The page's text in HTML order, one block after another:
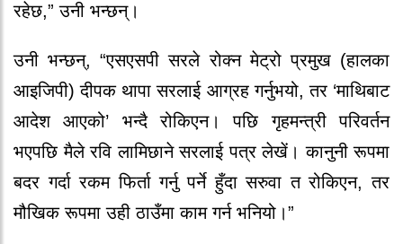
रहेछ,” उनी भन्छन्।
उनी भन्छन्, “एसएसपी सरले रोक्न मेट्रो प्रमुख (हालका
आइजिपी) दीपक थापा सरलाई आग्रह गर्नुभयो, तर ‘माथिबाट
आदेश आएको’ भन्दै रोकिएन। पछि गृहमन्त्री परिवर्तन
भएपछि मैले रवि लामिछाने सरलाई पत्र लेखें। कानुनी रूपमा
बदर गर्दा रकम फिर्ता गर्नु पर्ने हुँदा सरुवा त रोकिएन, तर
मौखिक रूपमा उही ठाउँमा काम गर्न भनियो।”